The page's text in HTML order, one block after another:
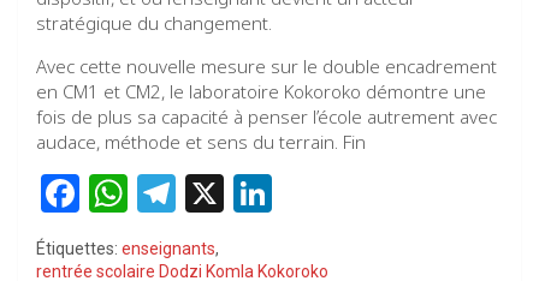
stratégique du changement.
Avec cette nouvelle mesure sur le double encadrement
en CM1 et CM2, le laboratoire Kokoroko démontre une
fois de plus sa capacité à penser l’école autrement avec
audace, méthode et sens du terrain. Fin
F
a
ce
W
at
T
el
e
X
ke
Étiquettes: enseignants,
rentrée scolaire Dodzi Komla Kokoroko